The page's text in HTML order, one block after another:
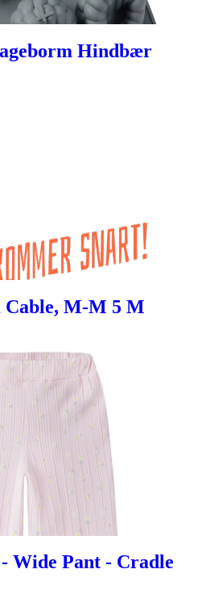
Hindbær
Cable, M-M 5 M
Wide Pant - Cradle